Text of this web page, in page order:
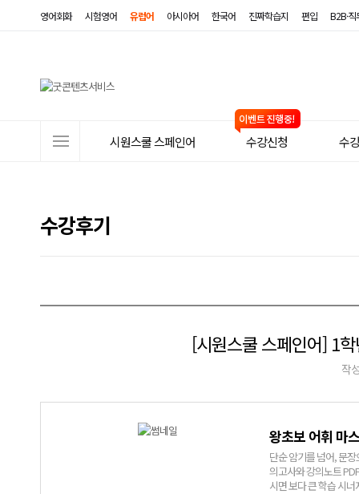
영어회화 시험영어 유럽어 아시아어 한국어 진짜학습지 편입 B2B·
뉴
시원스쿨 스페인어 수강신청 수
수강후기
[시원스쿨 스페인어] 1
작
왕초보 어휘 마
단순 암기를 넘어, 문
의고사와 강의노트
시면 보다 큰 학습 시